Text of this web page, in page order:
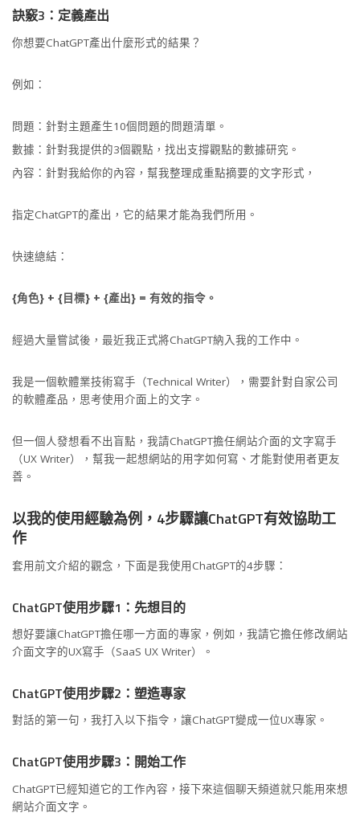
訣竅3：定義產出
你想要ChatGPT產出什麼形式的結果？
例如：
問題：針對主題產生10個問題的問題清單。
數據：針對我提供的3個觀點，找出支撐觀點的數據研究。
內容：針對我給你的內容，幫我整理成重點摘要的文字形式，
指定ChatGPT的產出，它的結果才能為我們所用。
快速總結：
{角色} + {目標} + {產出} = 有效的指令。
經過大量嘗試後，最近我正式將ChatGPT納入我的工作中。
我是一個軟體業技術寫手（Technical Writer），需要針對自家公司
的軟體產品，思考使用介面上的文字。
但一個人發想看不出盲點，我請ChatGPT擔任網站介面的文字寫手
（UX Writer），幫我一起想網站的用字如何寫、才能對使用者更友
善。
以我的使用經驗為例，4步驟讓ChatGPT有效協助工
作
套用前文介紹的觀念，下面是我使用ChatGPT的4步驟：
ChatGPT使用步驟1：先想目的
想好要讓ChatGPT擔任哪一方面的專家，例如，我請它擔任修改網站
介面文字的UX寫手（SaaS UX Writer）。
ChatGPT使用步驟2：塑造專家
對話的第一句，我打入以下指令，讓ChatGPT變成一位UX專家。
ChatGPT使用步驟3：開始工作
ChatGPT已經知道它的工作內容，接下來這個聊天頻道就只能用來想
網站介面文字。